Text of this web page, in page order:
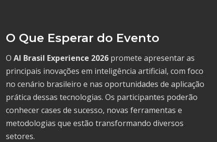
O Que Esperar do Evento
O AI Brasil Experience 2026 promete apresentar as
principais inovações em inteligência artificial, com foco
no cenário brasileiro e nas oportunidades de aplicação
prática dessas tecnologias. Os participantes poderão
conhecer cases de sucesso, novas ferramentas e
metodologias que estão transformando diversos
setores.